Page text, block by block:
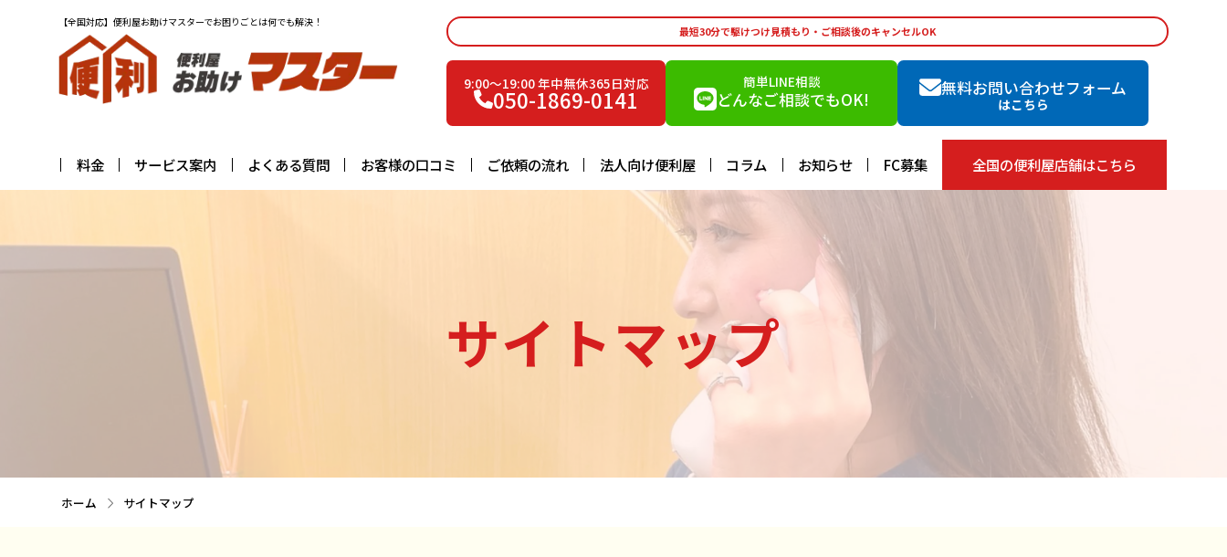
【全国対応】便利屋お助けマスターでお困りごとは何でも解決！
最短30分で駆けつけ見積もり・ご相談後のキャンセルOK
9:00〜19:00 年中無休365日対応
050-1869-0141
簡単LINE相談
どんなご相談でもOK!
無料お問い合わせフォーム
はこちら
料金 サービス案内 よくある質問 お客様の口コミ ご依頼の流れ 法人向け便利屋 コラム お知らせ FC募集 全国の便利屋店舗はこちら
サイトマップ
ホーム サイトマップ